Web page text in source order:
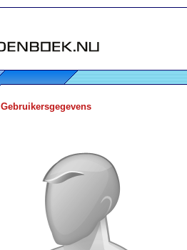
Gebruikersgegevens